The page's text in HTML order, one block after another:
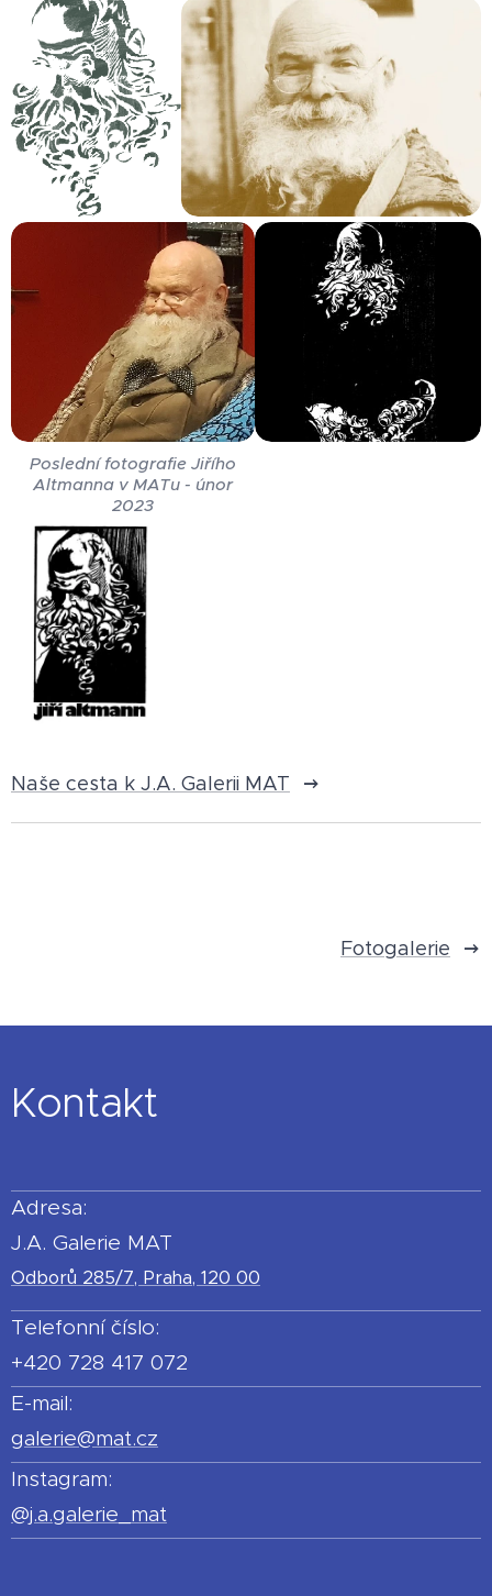
Poslední fotografie Jiřího
Altmanna v MATu - únor
2023
Naše cesta k J.A. Galerii MAT
Fotogalerie
Kontakt
Adresa:
J.A. Galerie MAT
Odborů 285/7, Praha, 120 00
Telefonní číslo:
+420 728 417 072
E-mail:
galerie@mat.cz
Instagram:
@j.a.galerie_mat